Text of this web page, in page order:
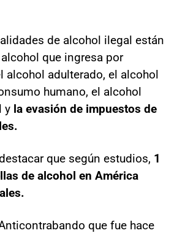
de alcohol ilegal están
que ingresa por
alcohol adulterado, el alcohol
humano, el alcohol
y la evasión de impuestos de
que según estudios, 1
de alcohol en América
que fue hace